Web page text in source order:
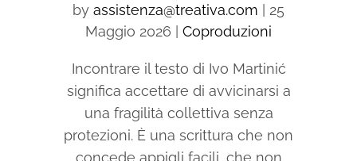
by assistenza@treativa.com | 25
Maggio 2026 | Coproduzioni
Incontrare il testo di Ivo Martinić
significa accettare di avvicinarsi a
una fragilità collettiva senza
protezioni. È una scrittura che non
concede appigli facili, che non